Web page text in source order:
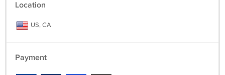
Location
US, CA
Payment